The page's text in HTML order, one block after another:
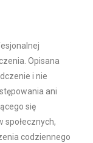
Opisana
i nie
ani
się
społecznych,
codziennego